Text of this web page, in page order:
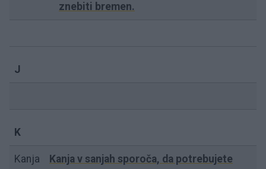
znebiti bremen.
J
K
Kanja
Kanja v sanjah sporoča, da potrebujete